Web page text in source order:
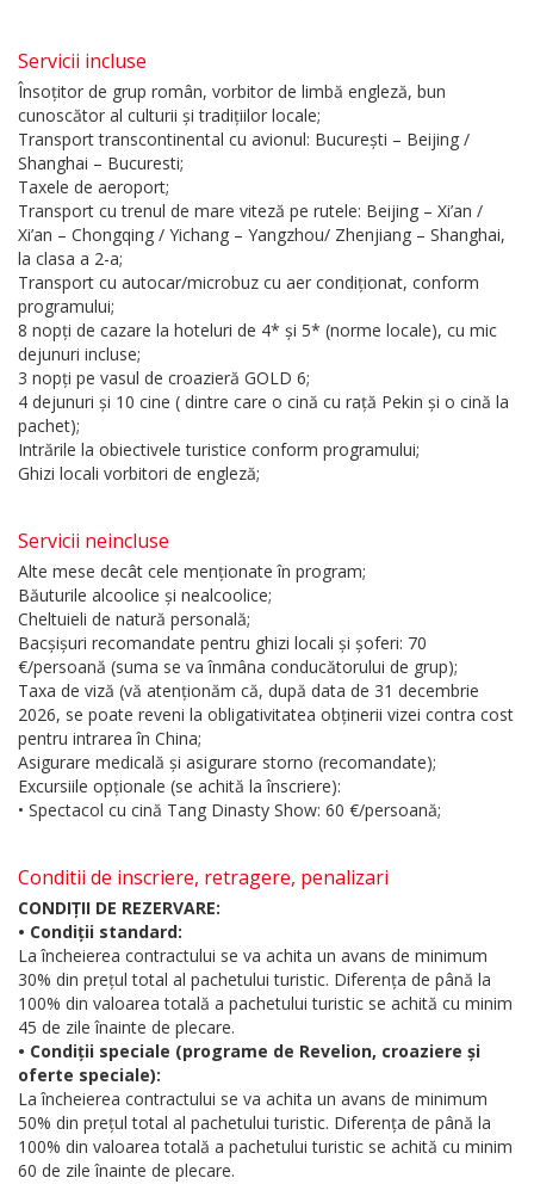
Servicii incluse
Însoțitor de grup român, vorbitor de limbă engleză, bun
cunoscător al culturii și tradițiilor locale;
Transport transcontinental cu avionul: București – Beijing /
Shanghai – Bucuresti;
Taxele de aeroport;
Transport cu trenul de mare viteză pe rutele: Beijing – Xi’an /
Xi’an – Chongqing / Yichang – Yangzhou/ Zhenjiang – Shanghai,
la clasa a 2-a;
Transport cu autocar/microbuz cu aer condiționat, conform
programului;
8 nopți de cazare la hoteluri de 4* și 5* (norme locale), cu mic
dejunuri incluse;
3 nopți pe vasul de croazieră GOLD 6;
4 dejunuri și 10 cine ( dintre care o cină cu rață Pekin și o cină la
pachet);
Intrările la obiectivele turistice conform programului;
Ghizi locali vorbitori de engleză;
Servicii neincluse
Alte mese decât cele menționate în program;
Băuturile alcoolice și nealcoolice;
Cheltuieli de natură personală;
Bacșișuri recomandate pentru ghizi locali și șoferi: 70
€/persoană (suma se va înmâna conducătorului de grup);
Taxa de viză (vă atenționăm că, după data de 31 decembrie
2026, se poate reveni la obligativitatea obținerii vizei contra cost
pentru intrarea în China;
Asigurare medicală și asigurare storno (recomandate);
Excursiile opționale (se achită la înscriere):
• Spectacol cu cină Tang Dinasty Show: 60 €/persoană;
Conditii de inscriere, retragere, penalizari
CONDIȚII DE REZERVARE:
• Condiții standard:
La încheierea contractului se va achita un avans de minimum
30% din prețul total al pachetului turistic. Diferența de până la
100% din valoarea totală a pachetului turistic se achită cu minim
45 de zile înainte de plecare.
• Condiții speciale (programe de Revelion, croaziere și
oferte speciale):
La încheierea contractului se va achita un avans de minimum
50% din prețul total al pachetului turistic. Diferența de până la
100% din valoarea totală a pachetului turistic se achită cu minim
60 de zile înainte de plecare.